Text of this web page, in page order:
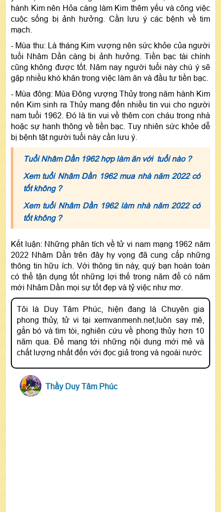
hành Kim nên Hỏa càng làm Kim thêm yếu và công việc
cuộc sống bị ảnh hưởng. Cần lưu ý các bệnh về tim
mạch.
- Mùa thu: Là tháng Kim vượng nên sức khỏe của người
tuổi Nhâm Dần càng bị ảnh hưởng. Tiền bạc tài chính
cũng không được tốt. Năm nay người tuổi này chú ý sẽ
gặp nhiều khó khăn trong việc làm ăn và đầu tư tiền bạc.
- Mùa đông: Mùa Đông vượng Thủy trong năm hành Kim
nên Kim sinh ra Thủy mang đến nhiều tin vui cho người
nam tuổi 1962. Đó là tin vui về thêm con cháu trong nhà
hoặc sự hanh thông về tiền bạc. Tuy nhiên sức khỏe dễ
bị bệnh tật người tuổi này cần lưu ý.
Tuổi Nhâm Dần 1962 hợp làm ăn với tuổi nào ?
Xem tuổi Nhâm Dần 1962 mua nhà năm 2022 có
tốt không ?
Xem tuổi Nhâm Dần 1962 làm nhà năm 2022 có
tốt không ?
Kết luận: Những phân tích về tử vi nam mạng 1962 năm
2022 Nhâm Dần trên đây hy vọng đã cung cấp những
thông tin hữu ích. Với thông tin này, quý bạn hoàn toàn
có thể tận dụng tốt những lợi thế trong năm để có năm
mới Nhâm Dần mọi sự tốt đẹp và tỷ việc như mơ.
Tôi là Duy Tâm Phúc, hiện đang là Chuyên gia
phong thủy, tử vi tại xemvanmenh.net,luôn say mê,
gắn bó và tìm tòi, nghiên cứu về phong thủy hơn 10
năm qua. Để mang tới những nội dung mới mẻ và
chất lượng nhất đến với đọc giả trong và ngoài nước
Thầy Duy Tâm Phúc